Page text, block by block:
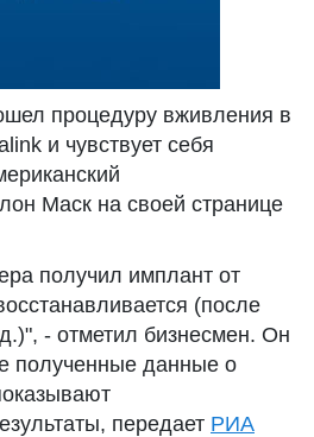
процедуру вживления в
и чувствует себя
Маск на своей странице
получил имплант от
(после
- отметил бизнесмен. Он
полученные данные о
передает РИА